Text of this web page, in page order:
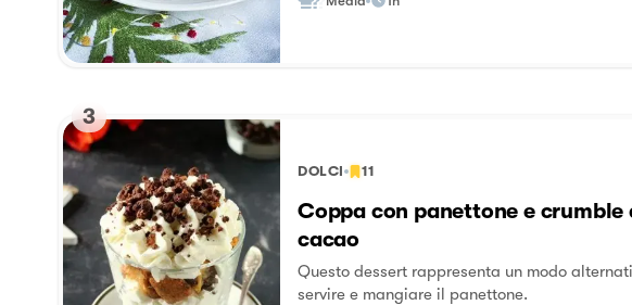
3
DOLCI 11
Coppa con panettone e crumble
cacao
Questo dessert rappresenta un modo
servire e mangiare il panettone.